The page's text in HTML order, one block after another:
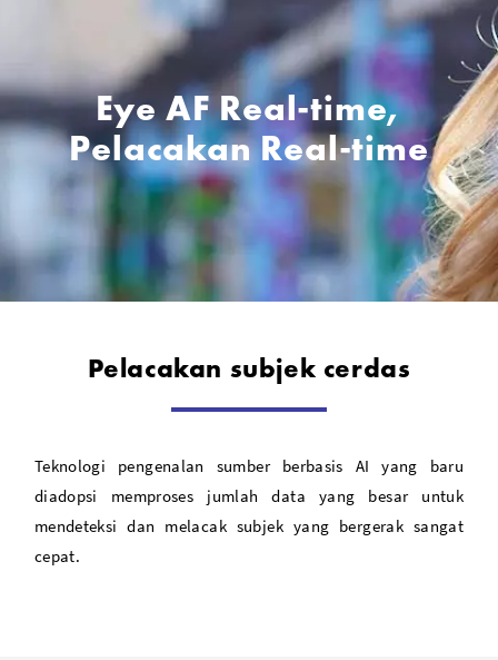
Eye AF Real-time,
Pelacakan Real-time
Pelacakan subjek cerdas
Teknologi pengenalan sumber berbasis AI yang baru
diadopsi memproses jumlah data yang besar untuk
mendeteksi dan melacak subjek yang bergerak sangat
cepat.